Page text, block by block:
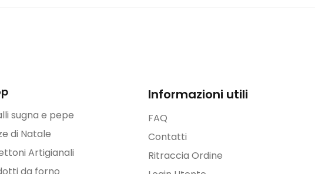
sugna e pepe
di Natale
Artigianali
da forno
Informazioni utili
FAQ
Contatti
Ritraccia Ordine